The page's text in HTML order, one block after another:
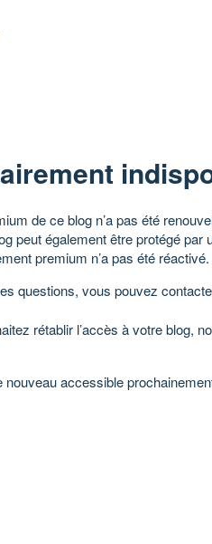
de ce blog n’a pas été
peut également être protégé par
premium n’a pas été réactivé.
questions, vous pouvez
rétablir l’accès à votre blog,
accessible